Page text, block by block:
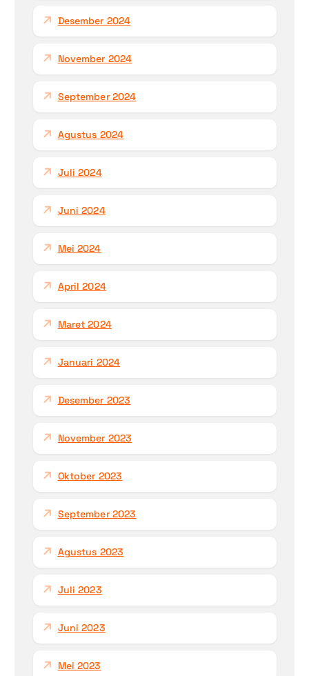
Desember 2024
November 2024
September 2024
Agustus 2024
Juli 2024
Juni 2024
Mei 2024
April 2024
Maret 2024
Januari 2024
Desember 2023
November 2023
Oktober 2023
September 2023
Agustus 2023
Juli 2023
Juni 2023
Mei 2023